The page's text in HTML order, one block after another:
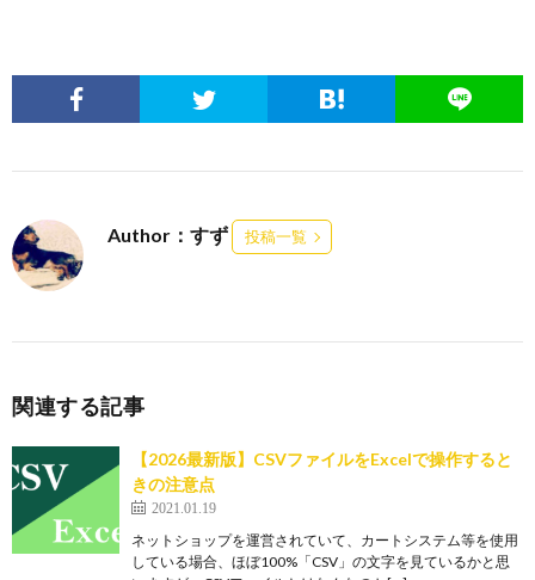
Author：すず 投稿一覧
関連する記事
【2026最新版】CSVファイルをExcelで操作すると
きの注意点
2021.01.19
ネットショップを運営されていて、カートシステム等を使用
している場合、ほぼ100%「CSV」の文字を見ているかと思